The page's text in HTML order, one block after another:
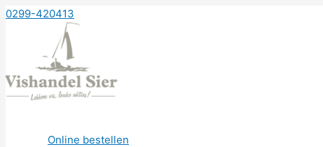
Ga
0299-420413
Online bestellen